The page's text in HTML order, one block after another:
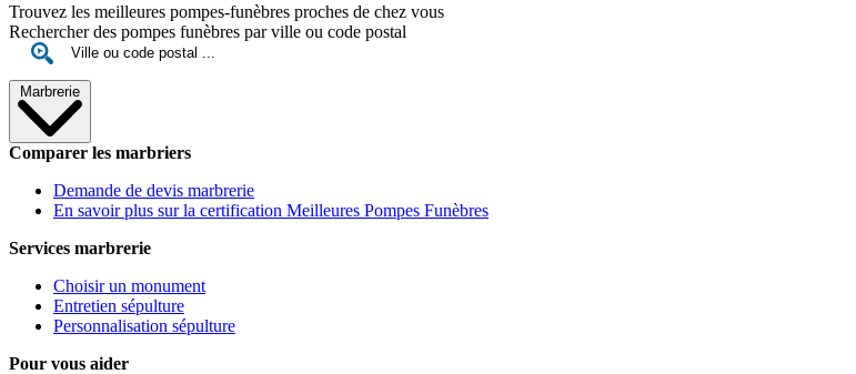
Trouvez les meilleures pompes-funèbres proches de chez vous
Rechercher des pompes funèbres par ville ou code postal
Marbrerie
Comparer les marbriers
Demande de devis marbrerie
En savoir plus sur la certification Meilleures Pompes Funèbres
Services marbrerie
Choisir un monument
Entretien sépulture
Personnalisation sépulture
Pour vous aider